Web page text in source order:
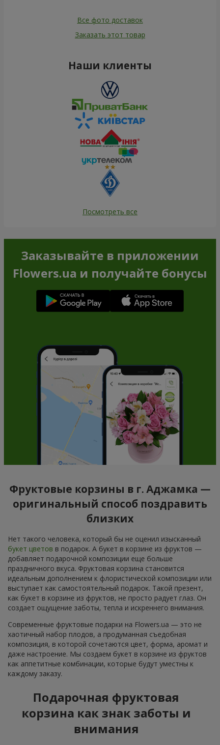
Все фото доставок
Заказать этот товар
Наши клиенты
Посмотреть все
Заказывайте в приложении
Flowers.ua и получайте бонусы
Фруктовые корзины в г. Аджамка —
оригинальный способ поздравить
близких
Нет такого человека, который бы не оценил изысканный
букет цветов в подарок. А букет в корзине из фруктов —
добавляет подарочной композиции еще больше
праздничного вкуса. Фруктовая корзина становится
идеальным дополнением к флористической композиции или
выступает как самостоятельный подарок. Такой презент,
как букет в корзине из фруктов, не просто радует глаз. Он
создает ощущение заботы, тепла и искреннего внимания.
Современные фруктовые подарки на Flowers.ua — это не
хаотичный набор плодов, а продуманная съедобная
композиция, в которой сочетаются цвет, форма, аромат и
даже настроение. Мы создаем букет в корзине из фруктов
как аппетитные комбинации, которые будут уместны к
каждому заказу.
Подарочная фруктовая
корзина как знак заботы и
внимания